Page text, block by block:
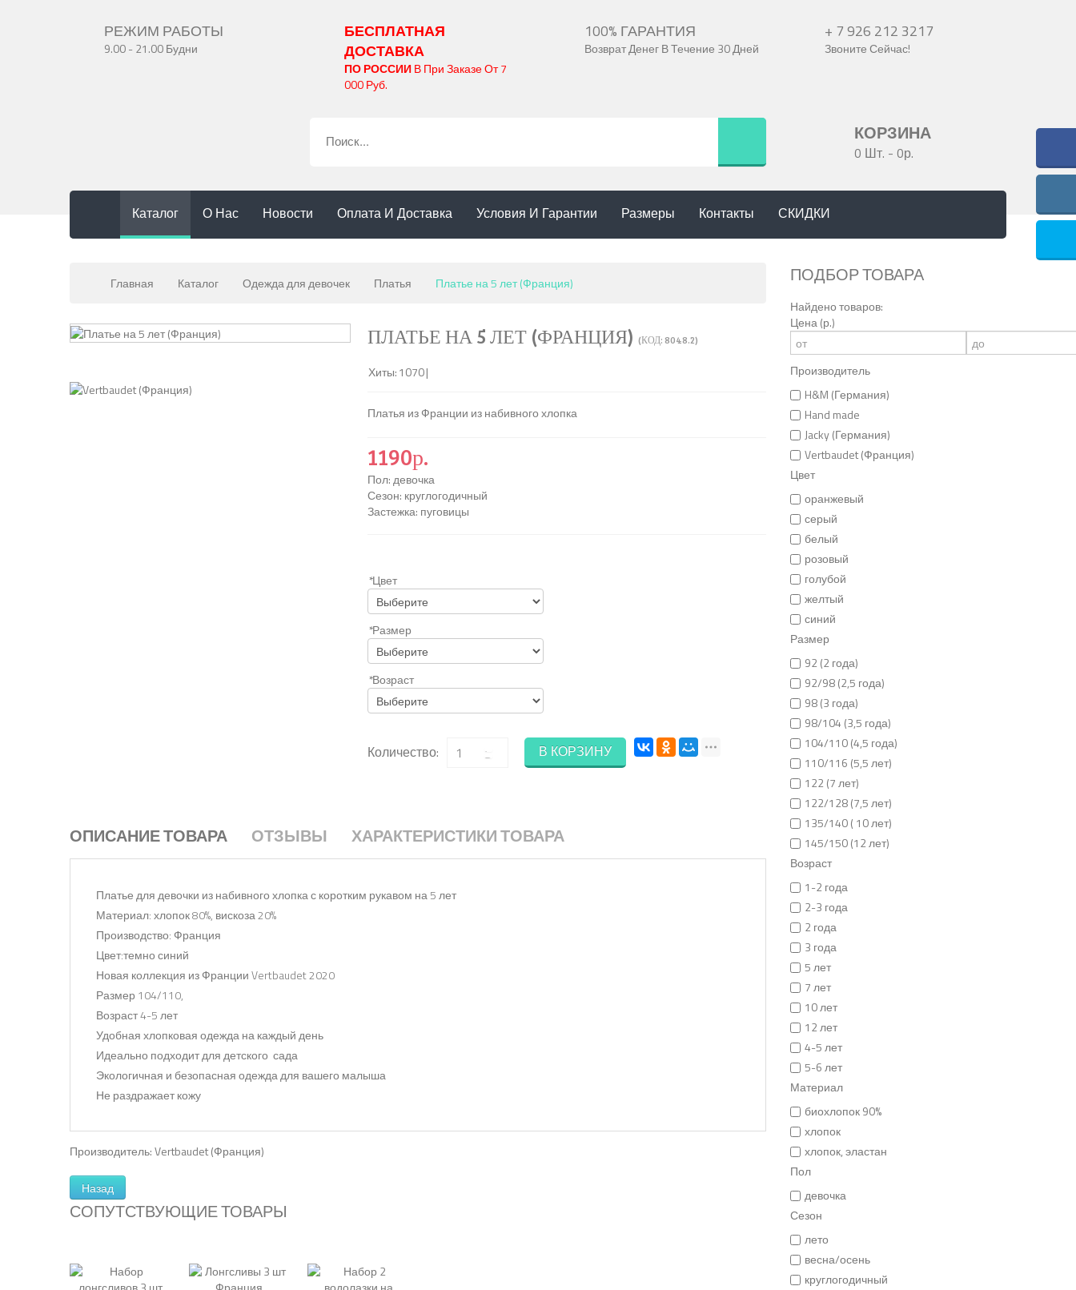
РЕЖИМ РАБОТЫ
9.00 - 21.00 Будни
БЕСПЛАТНАЯ
ДОСТАВКА
ПО РОССИИВ При Заказе От 7
000 Руб.
100% ГАРАНТИЯ
Возврат Денег В Течение 30 Дней
+ 7 926 212 3217
Звоните Сейчас!
КОРЗИНА
0 Шт. - 0р.
Каталог О Нас Новости Оплата И Доставка Условия И Гарантии Размеры Контакты СКИДКИ
Главная Каталог Одежда для девочек Платья Платье на 5 лет (Франция)
ПЛАТЬЕ НА 5 ЛЕТ (ФРАНЦИЯ) (КОД: 8048.2)
Хиты:1070|
Платья из Франции из набивного хлопка
1190р.
Пол:девочка
Сезон: круглогодичный
Застежка: пуговицы
*Цвет
*Размер
*Возраст
Количество: В КОРЗИНУ
ОПИСАНИЕ ТОВАРА ОТЗЫВЫ ХАРАКТЕРИСТИКИ ТОВАРА
Платье для девочки из набивного хлопка с коротким рукавом на 5 лет
Материал: хлопок 80%, вискоза 20%
Производство: Франция
Цвет:темно синий
Новая коллекция из Франции Vertbaudet 2020
Размер 104/110,
Возраст 4-5 лет
Удобная хлопковая одежда на каждый день
Идеально подходит для детского сада
Экологичная и безопасная одежда для вашего малыша
Не раздражает кожу
Производитель:Vertbaudet (Франция)
СОПУТСТВУЮЩИЕ ТОВАРЫ
Copyright
MAXXmarketing
GmbH
ПОДБОР ТОВАРА
Найдено товаров:
Цена (р.)
Производитель
H&M (Германия)
Hand made
Jacky (Германия)
Vertbaudet (Франция)
Цвет
оранжевый
серый
белый
розовый
голубой
желтый
синий
Размер
92 (2 года)
92/98 (2,5 года)
98 (3 года)
98/104 (3,5 года)
104/110 (4,5 года)
110/116 (5,5 лет)
122 (7 лет)
122/128 (7,5 лет)
135/140 ( 10 лет)
145/150 (12 лет)
Возраст
1-2 года
2-3 года
2 года
3 года
5 лет
7 лет
10 лет
12 лет
4-5 лет
5-6 лет
Материал
биохлопок 90%
хлопок
хлопок, эластан
Пол
девочка
Сезон
лето
весна/осень
круглогодичный